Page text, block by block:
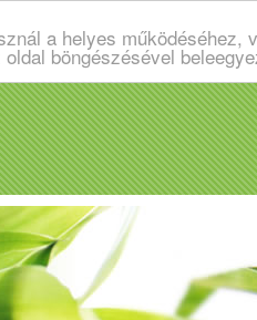
a helyes
böngészésével